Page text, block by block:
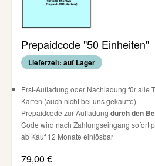
Prepaidcode "50 Einheiten"
Lieferzeit: auf Lager
Erst-Aufladung oder Nachladung für alle
Karten (auch nicht bei uns gekaufte)
Prepaidcode zur Aufladung durch den
Code wird nach Zahlungseingang sofort
ab Kauf 12 Monate einlösbar
79,00 €